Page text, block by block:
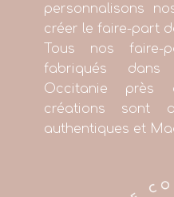
personnalisons
créer le faire-part
Tous nos
fabriqués
Occitanie près
créations sont
authentiques et